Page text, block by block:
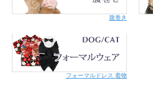
状況や体重によっては外れ
・刺繍テープの場合は、爪
は、革素材のものをおすす
・濡れると色落ちする恐れ
用はお避け下さい。
腹巻き
フォーマルドレス 着物